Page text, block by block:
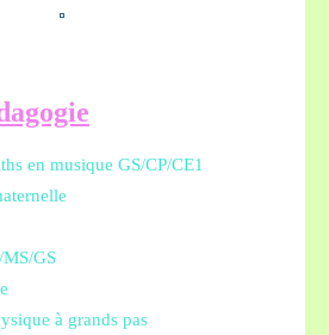
en musique GS/CP/CE1
GS
à grands pas